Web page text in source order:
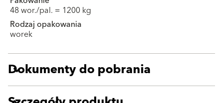
48 wor./pal. = 1200 kg
Rodzaj opakowania
worek
Dokumenty do pobrania